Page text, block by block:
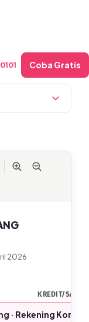
Coba Gratis
2026
KREDIT/SALDO
· Rekening Koran